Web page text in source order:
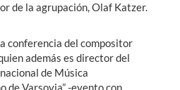
de la agrupación, Olaf Katzer.
conferencia del compositor
además es director del
de Música
de Varsovia” -evento con